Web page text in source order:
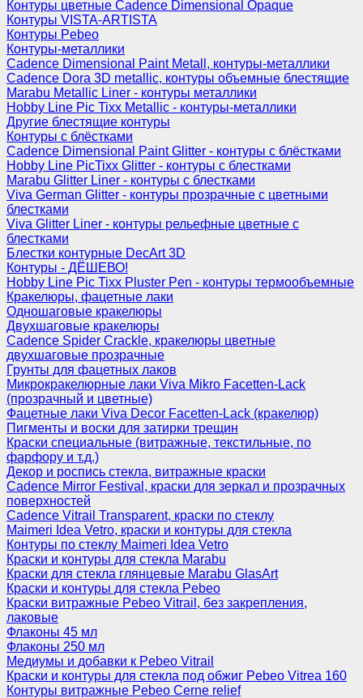
Контуры цветные Cadence Dimensional Opaque
Контуры VISTA-ARTISTA
Контуры Pebeo
Контуры-металлики
Cadence Dimensional Paint Metall, контуры-металлики
Cadence Dora 3D metallic, контуры объемные блестящие
Marabu Metallic Liner - контуры металлики
Hobby Line Pic Tixx Metallic - контуры-металлики
Другие блестящие контуры
Контуры с блёстками
Cadence Dimensional Paint Glitter - контуры с блёстками
Hobby Line PicTixx Glitter - контуры с блестками
Marabu Glitter Liner - контуры с блестками
Viva German Glitter - контуры прозрачные с цветными
блестками
Viva Glitter Liner - контуры рельефные цветные с
блестками
Блестки контурные DecArt 3D
Контуры - ДЁШЕВО!
Hobby Line Pic Tixx Pluster Pen - контуры термообъемные
Кракелюры, фацетные лаки
Одношаговые кракелюры
Двухшаговые кракелюры
Cadence Spider Crackle, кракелюры цветные
двухшаговые прозрачные
Грунты для фацетных лаков
Микрокракелюрные лаки Viva Mikro Facetten-Lack
(прозрачный и цветные)
Фацетные лаки Viva Decor Facetten-Lack (кракелюр)
Пигменты и воски для затирки трещин
Краски специальные (витражные, текстильные, по
фарфору и т.д.)
Декор и роспись стекла, витражные краски
Cadence Mirror Festival, краски для зеркал и прозрачных
поверхностей
Cadence Vitrail Transparent, краски по стеклу
Maimeri Idea Vetro, краски и контуры для стекла
Контуры по стеклу Maimeri Idea Vetro
Краски и контуры для стекла Marabu
Краски для стекла глянцевые Marabu GlasArt
Краски и контуры для стекла Pebeo
Краски витражные Pebeo Vitrail, без закрепления,
лаковые
Флаконы 45 мл
Флаконы 250 мл
Медиумы и добавки к Pebeo Vitrail
Краски и контуры для стекла под обжиг Pebeo Vitrea 160
Контуры витражные Pebeo Cerne relief